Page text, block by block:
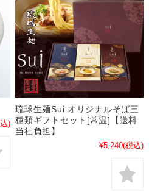
)
琉球生麺Sui オリジナルそば三
種類ギフトセット[常温]【送料
当社負担】
¥5,240(税込)